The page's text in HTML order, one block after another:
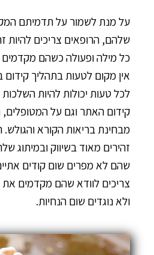
על מנת לשמור על תדמיתם
שלהם, הרופאים צריכים להיות
כל מילה ופעולה כשהם
אין מקום לטעות בתהליך
לכל טעות יכולות להיות
קידום האתר וגם על המטופלים,
מבחינת בריאות הקורא והגולש.
זהירים מאוד בשיווק ובמיתוג
שהם לא מפרים שום קודים
צריכים לוודא שהם מקדמים
ולא נוגדים שום הנחיות.